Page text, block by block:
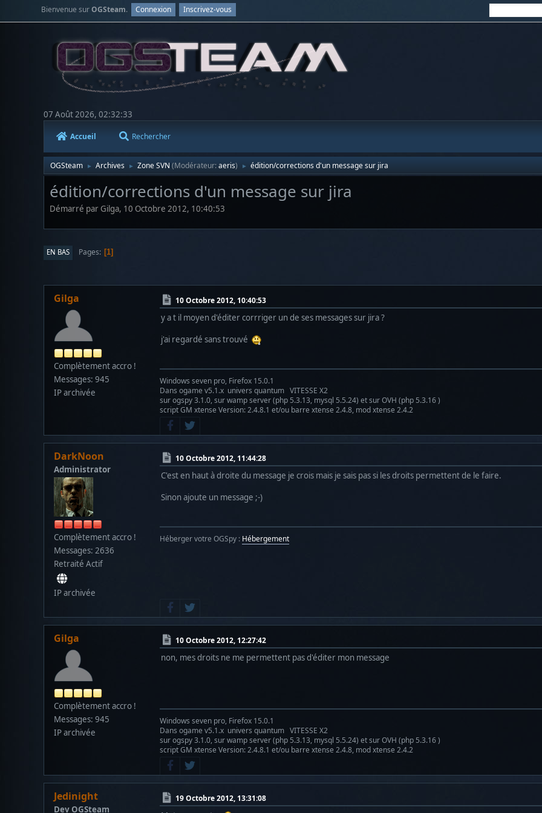
Bienvenue surOGSteam. Connexion Inscrivez-vous
07 Août 2026, 02:32:33
Accueil Rechercher
OGSteam ► Archives ► Zone SVN (Modérateur:aeris) ► édition/corrections d'un message sur jira
édition/corrections d'un message sur jira
Démarré par Gilga, 10 Octobre 2012, 10:40:53
EN BAS Pages 1
Gilga
Complètement accro !
Messages: 945
IP archivée
10 Octobre 2012, 10:40:53
y a t il moyen d'éditer corrriger un de ses messages sur jira ?
j'ai regardé sans trouvé
Windows seven pro, Firefox 15.0.1
Dans ogame v5.1.x univers quantum VITESSE X2
sur ogspy 3.1.0, sur wamp server (php 5.3.13, mysql 5.5.24) et sur OVH (php 5.3.16 )
script GM xtense Version: 2.4.8.1 et/ou barre xtense 2.4.8, mod xtense 2.4.2
DarkNoon
Administrator
Complètement accro !
Messages: 2636
Retraité Actif
IP archivée
10 Octobre 2012, 11:44:28
C'est en haut à droite du message je crois mais je sais pas si les droits permettent de le faire.
Sinon ajoute un message ;-)
Héberger votre OGSpy : Hébergement
Gilga
Complètement accro !
Messages: 945
IP archivée
10 Octobre 2012, 12:27:42
non, mes droits ne me permettent pas d'éditer mon message
Windows seven pro, Firefox 15.0.1
Dans ogame v5.1.x univers quantum VITESSE X2
sur ogspy 3.1.0, sur wamp server (php 5.3.13, mysql 5.5.24) et sur OVH (php 5.3.16 )
script GM xtense Version: 2.4.8.1 et/ou barre xtense 2.4.8, mod xtense 2.4.2
Jedinight
Dev OGSteam
19 Octobre 2012, 13:31:08